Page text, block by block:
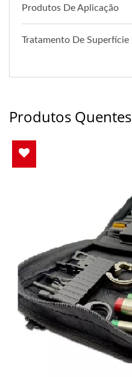
Produtos De Aplicação
Tratamento De Superfície
Produtos Quentes